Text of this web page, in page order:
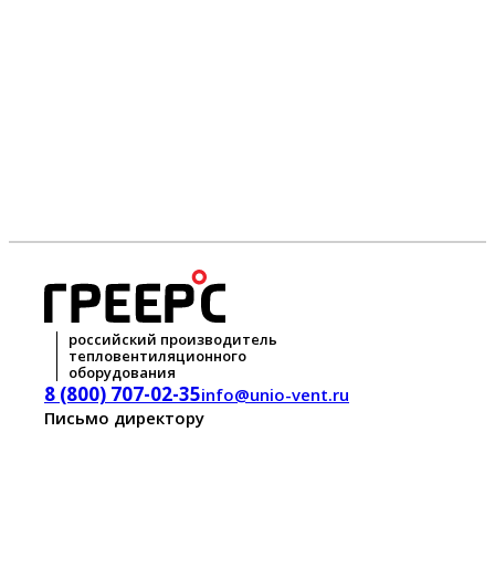
российский производитель
тепловентиляционного
оборудования
8 (800) 707-02-35info@unio-vent.ru
Письмо директору